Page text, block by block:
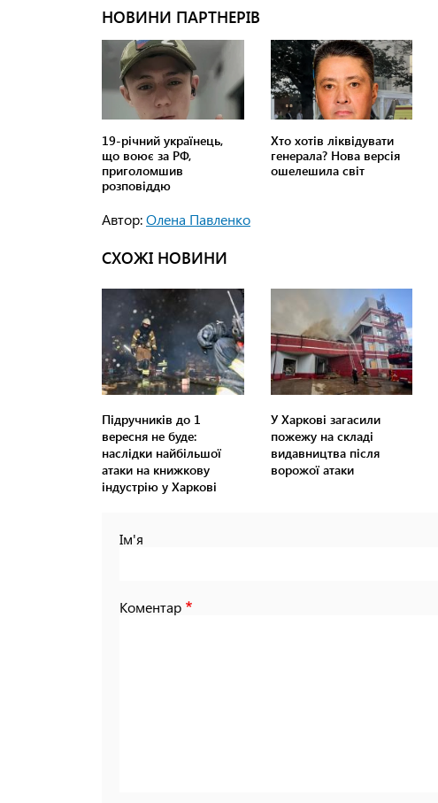
Автор:Олена Павленко
СХОЖІ НОВИНИ
Підручників до 1
вересня не буде:
наслідки найбільшої
атаки на книжкову
індустрію у Харкові
У Харкові загасили
пожежу на складі
видавництва після
ворожої атаки
Ім'я
Коментар